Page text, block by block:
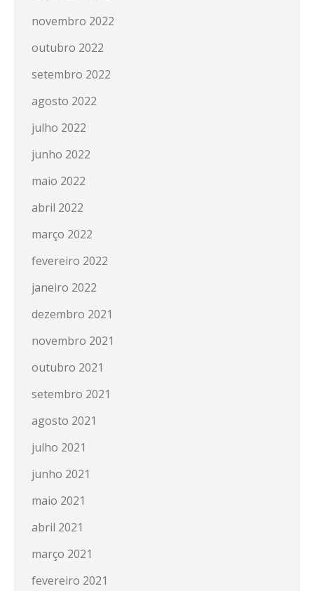
novembro 2022
outubro 2022
setembro 2022
agosto 2022
julho 2022
junho 2022
maio 2022
abril 2022
março 2022
fevereiro 2022
janeiro 2022
dezembro 2021
novembro 2021
outubro 2021
setembro 2021
agosto 2021
julho 2021
junho 2021
maio 2021
abril 2021
março 2021
fevereiro 2021